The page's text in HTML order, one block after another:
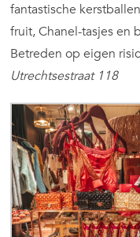
fantastische
fruit, Chanel-tasjes en
Betreden op eigen
Utrechtsestraat 118